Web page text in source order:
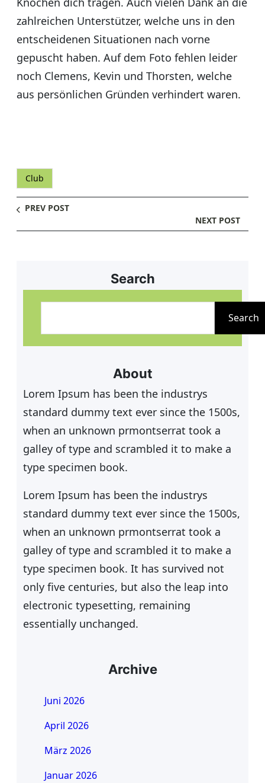
zahlreichen Unterstützer, welche uns in den
entscheidenen Situationen nach vorne
gepuscht haben. Auf dem Foto fehlen leider
noch Clemens, Kevin und Thorsten, welche
aus persönlichen Gründen verhindert waren.
Club
PREV POST
NEXT POST
Search
n
Search
About
Lorem Ipsum has been the industrys
standard dummy text ever since the 1500s,
when an unknown prmontserrat took a
galley of type and scrambled it to make a
type specimen book.
Lorem Ipsum has been the industrys
standard dummy text ever since the 1500s,
when an unknown prmontserrat took a
galley of type and scrambled it to make a
type specimen book. It has survived not
only five centuries, but also the leap into
electronic typesetting, remaining
essentially unchanged.
Archive
Juni 2026
April 2026
März 2026
Januar 2026